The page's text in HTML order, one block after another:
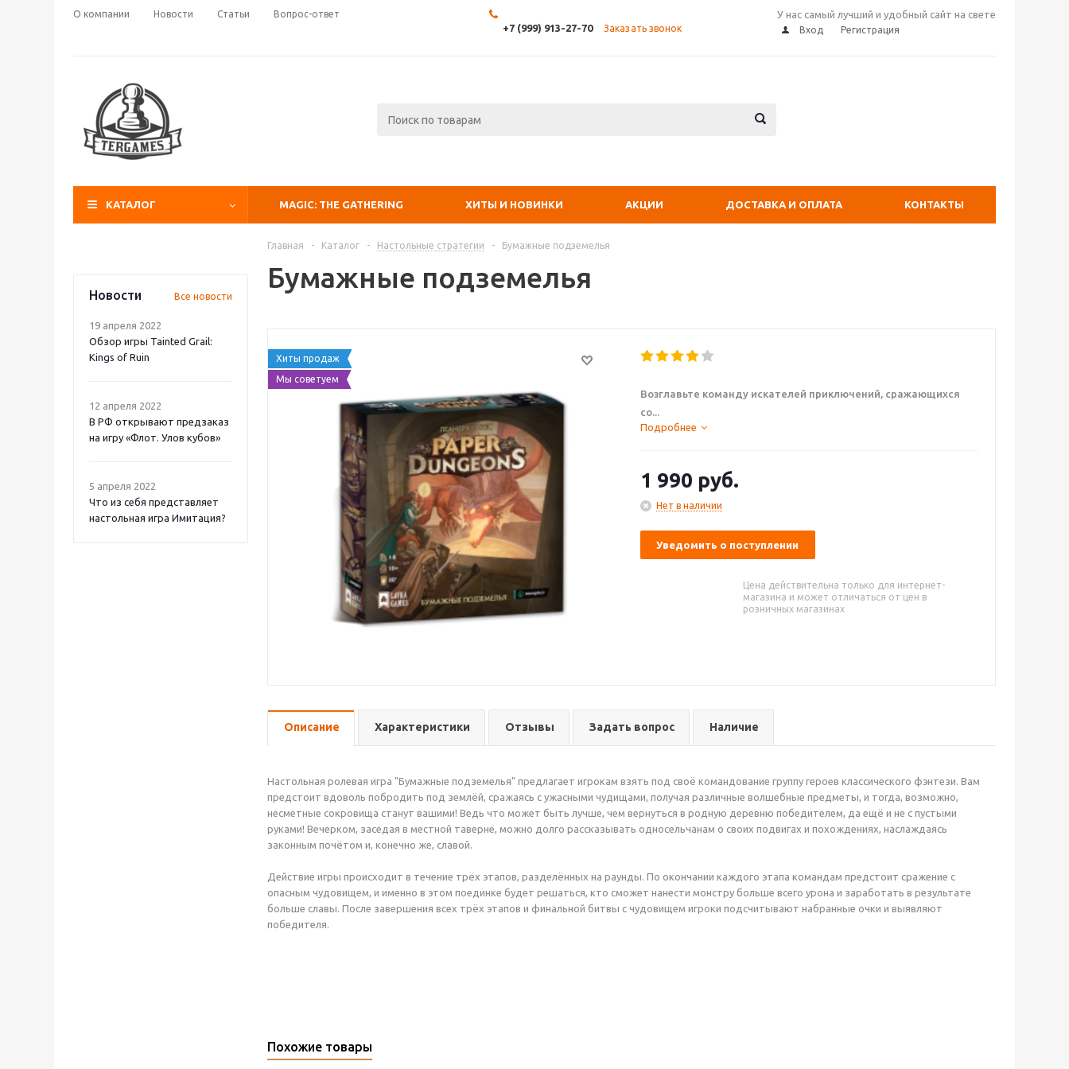
О компании Новости Статьи Вопрос-ответ
+7 (999) 913-27-70 Заказать звонок
У нас самый лучший и удобный сайт на свете
Вход Регистрация
КАТАЛОГ MAGIC: THE GATHERING ХИТЫ И НОВИНКИ АКЦИИ ДОСТАВКА И ОПЛАТА КОНТАКТЫ
Новости Все новости
19 апреля 2022
Обзор игры Tainted Grail:
Kings of Ruin
12 апреля 2022
В РФ открывают предзаказ
на игру «Флот. Улов кубов»
5 апреля 2022
Что из себя представляет
настольная игра Имитация?
Главная - Каталог - Настольные стратегии - Бумажные подземелья
Бумажные подземелья
Хиты продаж
Мы советуем
Возглавьте команду искателей приключений, сражающихся
со...
Подробнее
1 990 руб.
Нет в наличии
Уведомить о поступлении
Цена действительна только для интернет-
магазина и может отличаться от цен в
розничных магазинах
Описание Характеристики Отзывы Задать вопрос Наличие
Настольная ролевая игра "Бумажные подземелья" предлагает игрокам взять под своё командование группу героев классического фэнтези. Вам
предстоит вдоволь побродить под землёй, сражаясь с ужасными чудищами, получая различные волшебные предметы, и тогда, возможно,
несметные сокровища станут вашими! Ведь что может быть лучше, чем вернуться в родную деревню победителем, да ещё и не с пустыми
руками! Вечерком, заседая в местной таверне, можно долго рассказывать односельчанам о своих подвигах и похождениях, наслаждаясь
законным почётом и, конечно же, славой.
Действие игры происходит в течение трёх этапов, разделённых на раунды. По окончании каждого этапа командам предстоит сражение с
опасным чудовищем, и именно в этом поединке будет решаться, кто сможет нанести монстру больше всего урона и заработать в результате
больше славы. После завершения всех трёх этапов и финальной битвы с чудовищем игроки подсчитывают набранные очки и выявляют
победителя.
Похожие товары